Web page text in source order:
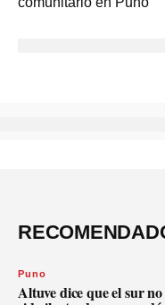
Puno
Altuve dice que el sur